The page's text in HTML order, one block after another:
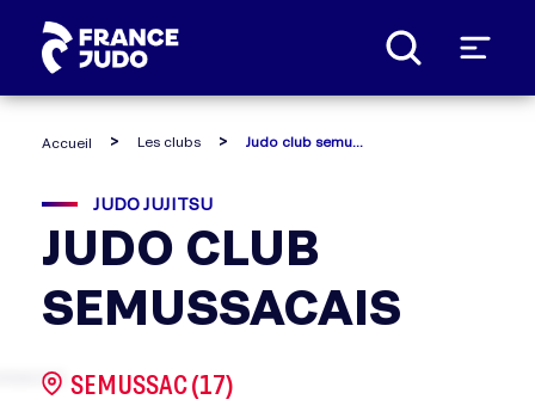
Accueil Les clubs
JUDO JUJITSU
JUDO CLUB
SEMUSSACAIS
SEMUSSAC (17)